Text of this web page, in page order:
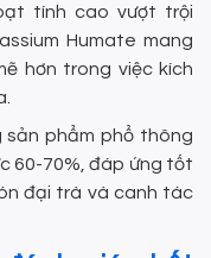
tính cao vượt trội
Humate mang
hơn trong việc kích
phẩm phổ thông
60-70%, đáp ứng tốt
đại trà và canh tác